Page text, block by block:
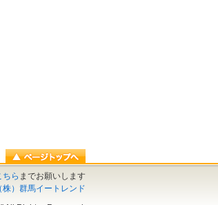
ちら までお願いします
（株）群馬イートレンド